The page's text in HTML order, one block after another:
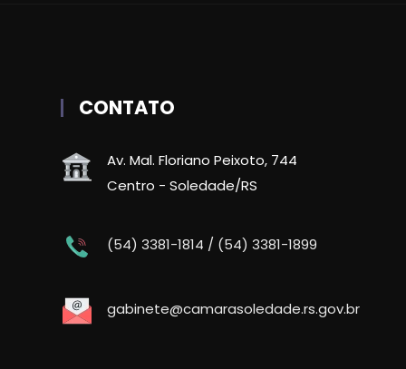
CONTATO
Av. Mal. Floriano Peixoto, 744
Centro - Soledade/RS
(54) 3381-1814 / (54) 3381-1899
gabinete@camarasoledade.rs.gov.br